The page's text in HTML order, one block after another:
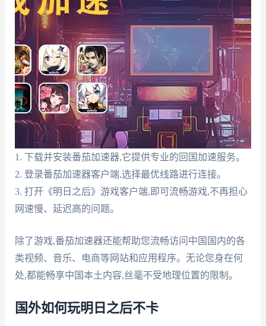
1. 下载并安装番茄加速器,它提供专业的回国加速服务。
2. 登录番茄加速器客户端,选择最优线路进行连接。
3. 打开《明日之后》游戏客户端,即可流畅游戏,不再担心
网速慢、延迟高的问题。
除了游戏,番茄加速器还能帮助您流畅访问中国国内的各
类视频、音乐、电商等网站和应用程序。无论您身在何
处,都能畅享中国本土内容,丝毫不受地理位置的限制。
国外如何玩明日之后不卡